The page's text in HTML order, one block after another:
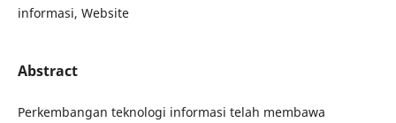
informasi, Website
Abstract
Perkembangan teknologi informasi telah membawa